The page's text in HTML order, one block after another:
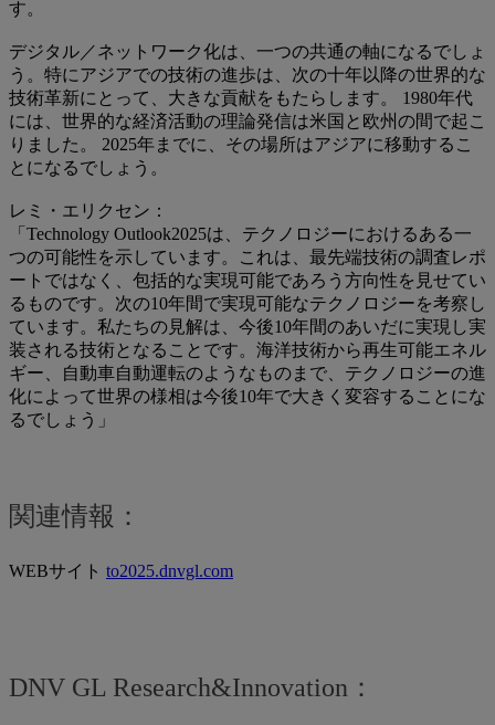
す。
デジタル／ネットワーク化は、一つの共通の軸になるでしょ
う。特にアジアでの技術の進歩は、次の十年以降の世界的な
技術革新にとって、大きな貢献をもたらします。 1980年代
には、世界的な経済活動の理論発信は米国と欧州の間で起こ
りました。 2025年までに、その場所はアジアに移動するこ
とになるでしょう。
レミ・エリクセン：
「Technology Outlook2025は、テクノロジーにおけるある一
つの可能性を示しています。これは、最先端技術の調査レポ
ートではなく、包括的な実現可能であろう方向性を見せてい
るものです。次の10年間で実現可能なテクノロジーを考察し
ています。私たちの見解は、今後10年間のあいだに実現し​​実
装される技術となることです。海洋技術から再生可能エネル
ギー、自動車自動運転のようなものまで、テクノロジーの進
化によって世界の様相は今後10年で大きく変容することにな
るでしょう」
関連情報：
WEBサイト to2025.dnvgl.com
DNV GL Research&Innovation：